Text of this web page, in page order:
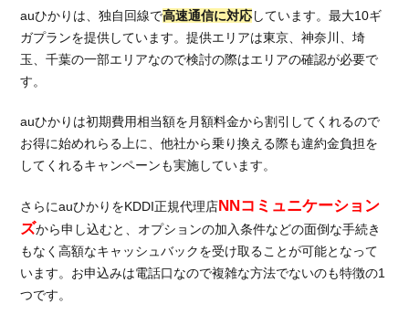
auひかりは、独自回線で高速通信に対応しています。最大10ギ
ガプランを提供しています。提供エリアは東京、神奈川、埼
玉、千葉の一部エリアなので検討の際はエリアの確認が必要で
す。
auひかりは初期費用相当額を月額料金から割引してくれるので
お得に始めれらる上に、他社から乗り換える際も違約金負担を
してくれるキャンペーンも実施しています。
さらにauひかりをKDDI正規代理店NNコミュニケーション
ズから申し込むと、オプションの加入条件などの面倒な手続き
もなく高額なキャッシュバックを受け取ることが可能となって
います。お申込みは電話口なので複雑な方法でないのも特徴の1
つです。